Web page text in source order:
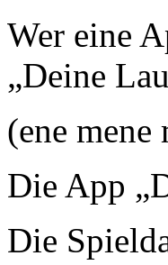
Wer eine
„Deine
(ene mene
Die App
Die